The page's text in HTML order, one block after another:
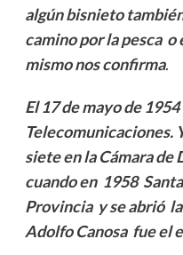
algún bisnieto
camino por la pesca
mismo nos confirma.
El 17 de mayo de
Telecomunicaciones.
siete en la Cámara de
cuando en 1958
Provincia y se abrió
Adolfo Canosa fue el